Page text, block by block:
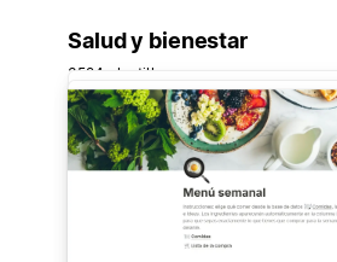
Salud y bienestar
3524 plantillas